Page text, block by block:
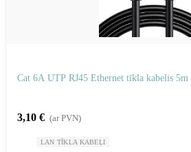
Cat 6A UTP RJ45 Ethernet tīkla kabelis 5m
3,10 € (ar PVN)
LAN TĪKLA KABEĻI